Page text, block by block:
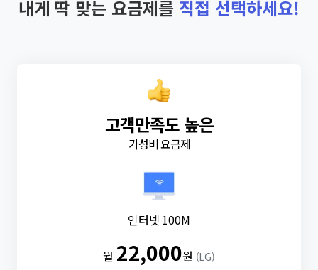
내게 딱 맞는 요금제를 직접 선택하세요!
고객만족도 높은
가성비 요금제
인터넷 100M
월 22,000원 (LG)